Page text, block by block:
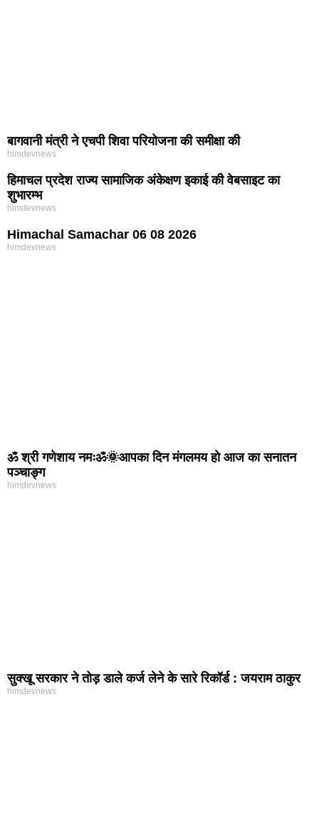
बागवानी मंत्री ने एचपी शिवा परियोजना की समीक्षा की
himdevnews
हिमाचल प्रदेश राज्य सामाजिक अंकेक्षण इकाई की वेबसाइट का
शुभारम्भ
himdevnews
Himachal Samachar 06 08 2026
himdevnews
ॐ श्री गणेशाय नमःॐ🌞आपका दिन मंगलमय हो आज का सनातन
पञ्चाङ्ग
himdevnews
सुक्खू सरकार ने तोड़ डाले कर्ज लेने के सारे रिकॉर्ड : जयराम ठाकुर
himdevnews